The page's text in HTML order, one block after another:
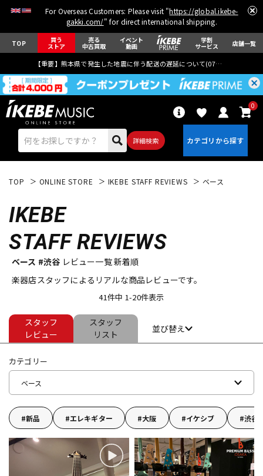
For Overseas Customers: Please visit "https://global.ikebe-
gakki.com/" for direct international shipping.
TOP 買う
ストア
売る
中古買取
イベント
動画
学割
サービス 店舗一覧
【重要】熊本県で発生した地震に伴う配送の遅延について(07月29日
詳細検索
0
エレキギター
ベース ウクレレ
ドラム パーカッション
管楽器 その他楽器
エフェクター
TOP ONLINE STORE IKEBE STAFF REVIEWS ベース
IKEBE
STAFF REVIEWS
ベース #渋谷 レビュー一覧 新着順
楽器店スタッフによるリアルな商品レビューです。
41件中 1-20件表示
スタッフ
レビュー
スタッフ
リスト
並び替え
カテゴリー
ベース
新品 エレキギター 大阪 イケシブ 渋谷